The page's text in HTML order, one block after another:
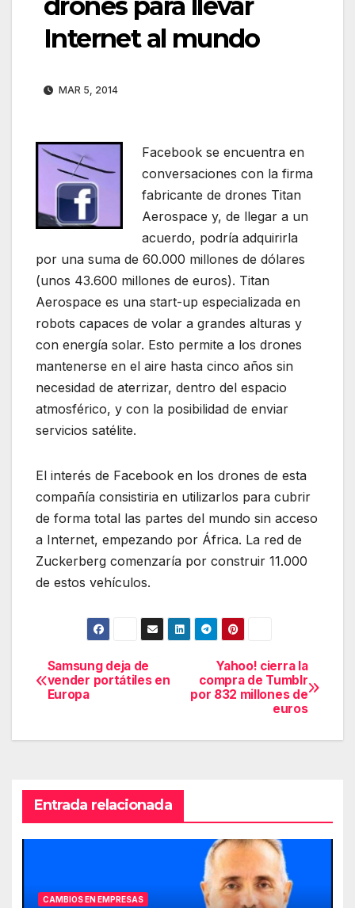
drones para llevar
Internet al mundo
MAR 5, 2014
Facebook se encuentra en
conversaciones con la firma
fabricante de drones Titan
Aerospace y, de llegar a un
acuerdo, podría adquirirla
por una suma de 60.000 millones de dólares
(unos 43.600 millones de euros). Titan
Aerospace es una start-up especializada en
robots capaces de volar a grandes alturas y
con energía solar. Esto permite a los drones
mantenerse en el aire hasta cinco años sin
necesidad de aterrizar, dentro del espacio
atmosférico, y con la posibilidad de enviar
servicios satélite.
El interés de Facebook en los drones de esta
compañía consistiria en utilizarlos para cubrir
de forma total las partes del mundo sin acceso
a Internet, empezando por África. La red de
Zuckerberg comenzaría por construir 11.000
de estos vehículos.
Navegación
de
entradas
Yahoo! cierra la
compra de Tumblr
por 832 millones de
euros
Samsung deja de
vender portátiles en
Europa
Entrada relacionada
CAMBIOS EN EMPRESAS